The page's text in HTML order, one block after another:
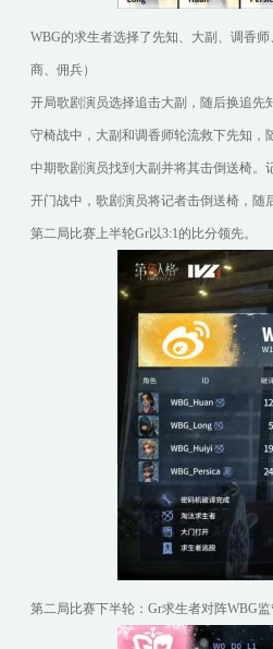
WBG的求生者选择了先知、大副、调香
商、佣兵）
开局歌剧演员选择追击大副，随后换追先
守椅战中，大副和调香师轮流救下先知，
中期歌剧演员找到大副并将其击倒送椅。
开门战中，歌剧演员将记者击倒送椅，随
第二局比赛上半轮Gr以3:1的比分领先。
第二局比赛下半轮：Gr求生者对阵WBG